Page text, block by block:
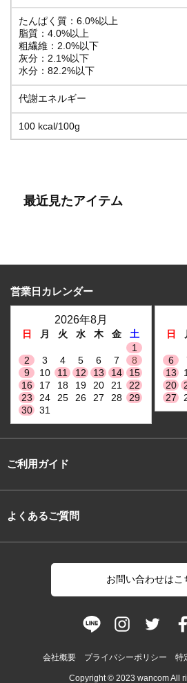
たんぱく質：6.0%以上
脂質：4.0%以上
粗繊維：2.0%以下
灰分：2.1%以下
水分：82.2%以下
代謝エネルギー
100 kcal/100g
最近見たアイテム
営業日カレンダー
2026年8月
日 月 火 水 木 金
土
1
2
3 4 5 6 7
8
9
10 11 12 13 14
15
16
17 18 19 20 21
22
23
24 25 26 27 28
29
30
31
日
6
13
20
27
ご利用ガイド
よくあるご質問
お問い合わせはこ
会社概要 プライバシーポリシー 特
Copyright © 2023 wancom All